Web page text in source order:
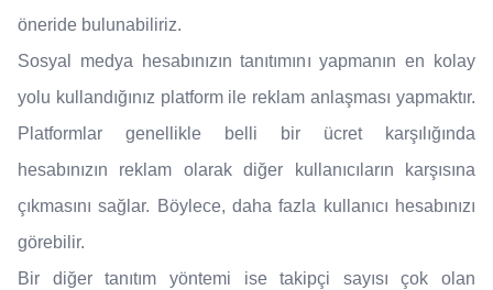
öneride bulunabiliriz.
Sosyal medya hesabınızın tanıtımını yapmanın en kolay
yolu kullandığınız platform ile reklam anlaşması yapmaktır.
Platformlar genellikle belli bir ücret karşılığında
hesabınızın reklam olarak diğer kullanıcıların karşısına
çıkmasını sağlar. Böylece, daha fazla kullanıcı hesabınızı
görebilir.
Bir diğer tanıtım yöntemi ise takipçi sayısı çok olan